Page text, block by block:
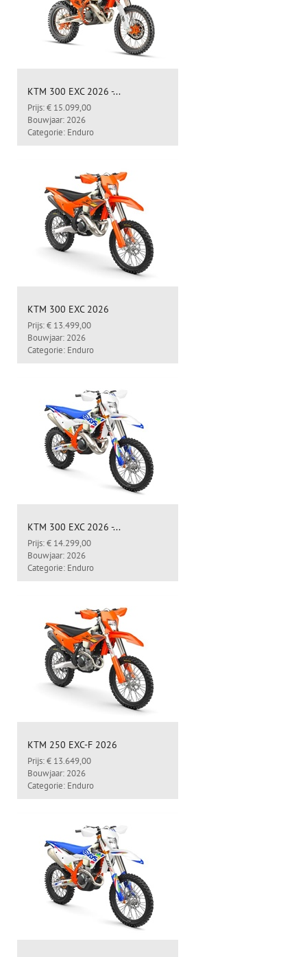
KTM 300 EXC 2026 -...
Prijs: € 15.099,00
Bouwjaar: 2026
Categorie: Enduro
KTM 300 EXC 2026
Prijs: € 13.499,00
Bouwjaar: 2026
Categorie: Enduro
KTM 300 EXC 2026 -...
Prijs: € 14.299,00
Bouwjaar: 2026
Categorie: Enduro
KTM 250 EXC-F 2026
Prijs: € 13.649,00
Bouwjaar: 2026
Categorie: Enduro